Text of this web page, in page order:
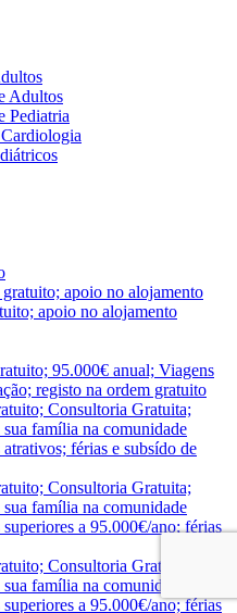
Adultos
Pediatria
apoio no alojamento
apoio no alojamento
95.000€ anual; Viagens
registo na ordem gratuito
Consultoria Gratuita;
família na comunidade
férias e subsído de
Consultoria Gratuita;
família na comunidade
a 95.000€/ano; férias
Consultoria Gratuita;
família na comunidade
a 95.000€/ano; férias